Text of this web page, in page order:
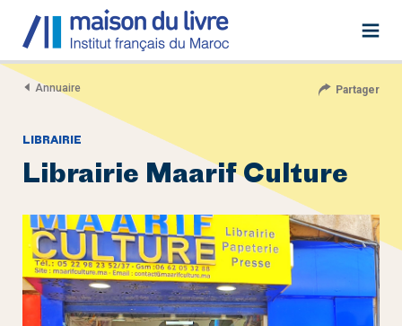
Annuaire Partager
LIBRAIRIE
Librairie Maarif Culture